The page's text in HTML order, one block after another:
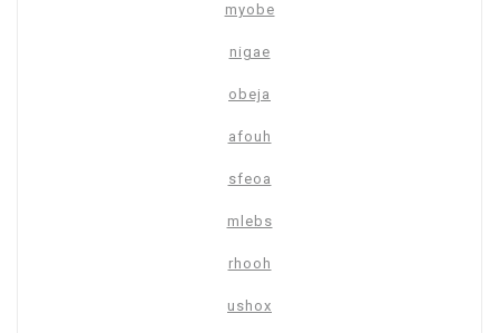
myobe
nigae
obeja
afouh
sfeoa
mlebs
rhooh
ushox